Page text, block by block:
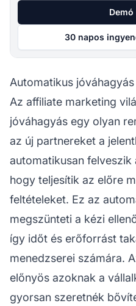
30 napos
Automatikus
Az affiliate marketing
jóváhagyás egy olyan
az új partnereket a
automatikusan
hogy teljesítik az előre
feltételeket. Ez az
megszünteti a kézi
így időt és erőforrást
menedzserei számára.
előnyös azoknak a
gyorsan szeretnék